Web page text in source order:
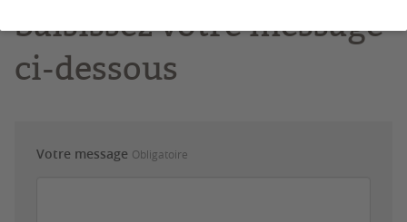
Saisissez votre message
ci-dessous
Votre message Obligatoire